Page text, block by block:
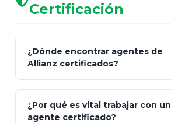
Certificación
¿Dónde encontrar agentes de
Allianz certificados?
Seguros y Fianzas (CNSF)
¿Por qué es vital trabajar con un
agente certificado?